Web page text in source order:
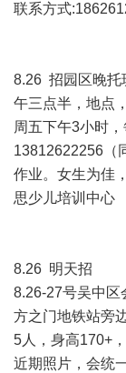
联系方式
8.26 招园区晚托
午三点半，地点
周五下午3小时
13812622256（
作业。女生为佳
思少儿培训中心
8.26 明天招
8.26-27号吴中区
方之门地铁站旁
5人，身高170+
近期照片，会统